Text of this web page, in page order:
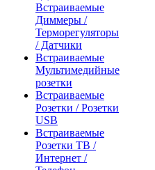
Встраиваемые
Диммеры /
Терморегуляторы
/ Датчики
Встраиваемые
Мультимедийные
розетки
Встраиваемые
Розетки / Розетки
USB
Встраиваемые
Розетки ТВ /
Интернет /